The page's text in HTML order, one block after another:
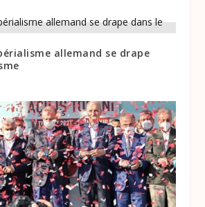
allemand se drape